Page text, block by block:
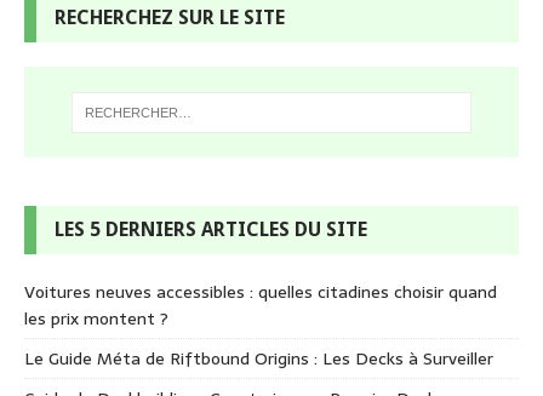
RECHERCHEZ SUR LE SITE
LES 5 DERNIERS ARTICLES DU SITE
Voitures neuves accessibles : quelles citadines choisir quand
les prix montent ?
Le Guide Méta de Riftbound Origins : Les Decks à Surveiller